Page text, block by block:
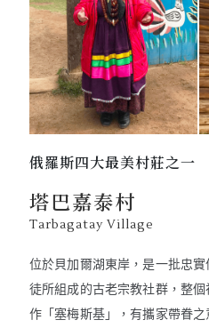
俄羅斯四大最美村莊之一
塔巴嘉泰村
Tarbagatay Village
位於貝加爾湖東岸，是一批忠
徒所組成的古老宗教社群，整
作「塞梅斯基」，有攜家帶眷